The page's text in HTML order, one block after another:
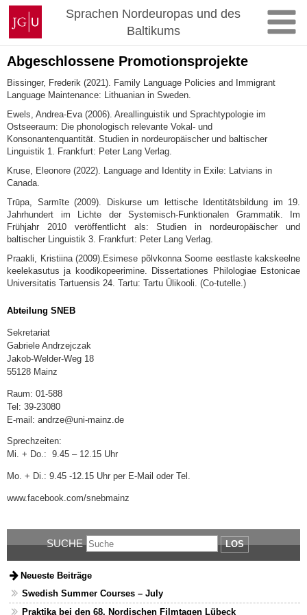
Zum
Inhalt
springen
Johannes
Gutenberg-
Universität
Mainz
Sprachen Nordeuropas und des
Baltikums
Abgeschlossene Promotionsprojekte
Bissinger, Frederik (2021). Family Language Policies and Immigrant
Language Maintenance: Lithuanian in Sweden.
Ewels, Andrea-Eva (2006). Areallinguistik und Sprachtypologie im
Ostseeraum: Die phonologisch relevante Vokal- und
Konsonantenquantität. Studien in nordeuropäischer und baltischer
Linguistik 1. Frankfurt: Peter Lang Verlag.
Kruse, Eleonore (2022). Language and Identity in Exile: Latvians in
Canada.
Trūpa, Sarmīte (2009). Diskurse um lettische Identitätsbildung im 19.
Jahrhundert im Lichte der Systemisch-Funktionalen Grammatik. Im
Frühjahr 2010 veröffentlicht als: Studien in nordeuropäischer und
baltischer Linguistik 3. Frankfurt: Peter Lang Verlag.
Praakli, Kristiina (2009).Esimese põlvkonna Soome eestlaste kakskeelne
keelekasutus ja koodikopeerimine. Dissertationes Philologiae Estonicae
Universitatis Tartuensis 24. Tartu: Tartu Ülikooli. (Co-tutelle.)
Abteilung SNEB
Sekretariat
Gabriele Andrzejczak
Jakob-Welder-Weg 18
55128 Mainz
Raum: 01-588
Tel: 39-23080
E-mail: andrze@uni-mainz.de
Sprechzeiten:
Mi. + Do.: 9.45 – 12.15 Uhr
Mo. + Di.: 9.45 -12.15 Uhr per E-Mail oder Tel.
www.facebook.com/snebmainz
SUCHE LOS
Neueste Beiträge
Swedish Summer Courses – July
Praktika bei den 68. Nordischen Filmtagen Lübeck